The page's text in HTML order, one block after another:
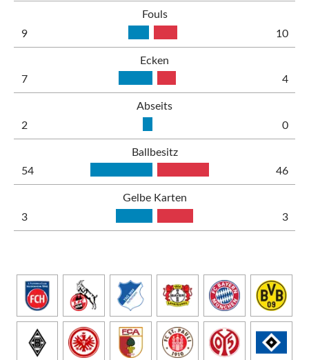
Fouls
9
10
Ecken
7
4
Abseits
2
0
Ballbesitz
54
46
Gelbe Karten
3
3